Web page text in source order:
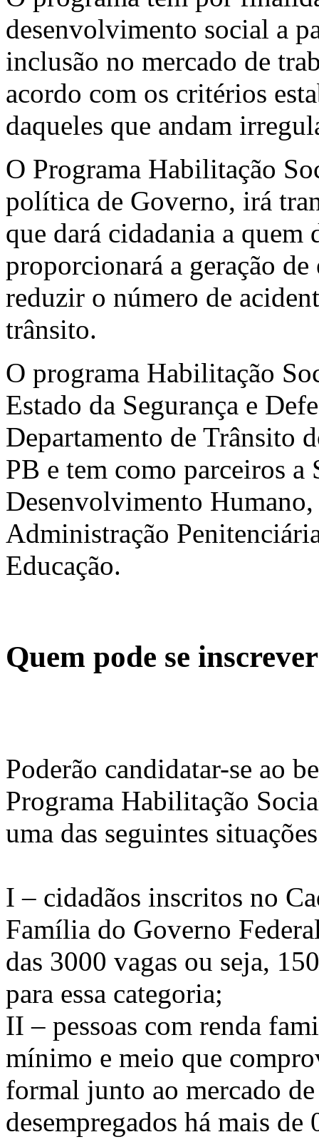
desenvolvimento social a
inclusão no mercado de
acordo com os critérios
daqueles que andam
O Programa Habilitação
política de Governo, irá
que dará cidadania a
proporcionará a geração
reduzir o número de
trânsito.
O programa Habilitação
Estado da Segurança e
Departamento de Trânsito
PB e tem como parceiros a
Desenvolvimento
Administração
Educação.
Quem pode se inscrever
Poderão candidatar-se ao
Programa Habilitação
uma das seguintes
I – cidadãos inscritos no
Família do Governo
das 3000 vagas ou seja,
para essa categoria;
II – pessoas com renda
mínimo e meio que
formal junto ao mercado
desempregados há mais de